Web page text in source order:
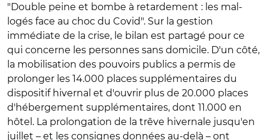
"Double peine et bombe à retardement : les mal-
logés face au choc du Covid". Sur la gestion
immédiate de la crise, le bilan est partagé pour ce
qui concerne les personnes sans domicile. D'un côté,
la mobilisation des pouvoirs publics a permis de
prolonger les 14.000 places supplémentaires du
dispositif hivernal et d'ouvrir plus de 20.000 places
d'hébergement supplémentaires, dont 11.000 en
hôtel. La prolongation de la trêve hivernale jusqu'en
juillet – et les consignes données au-delà – ont